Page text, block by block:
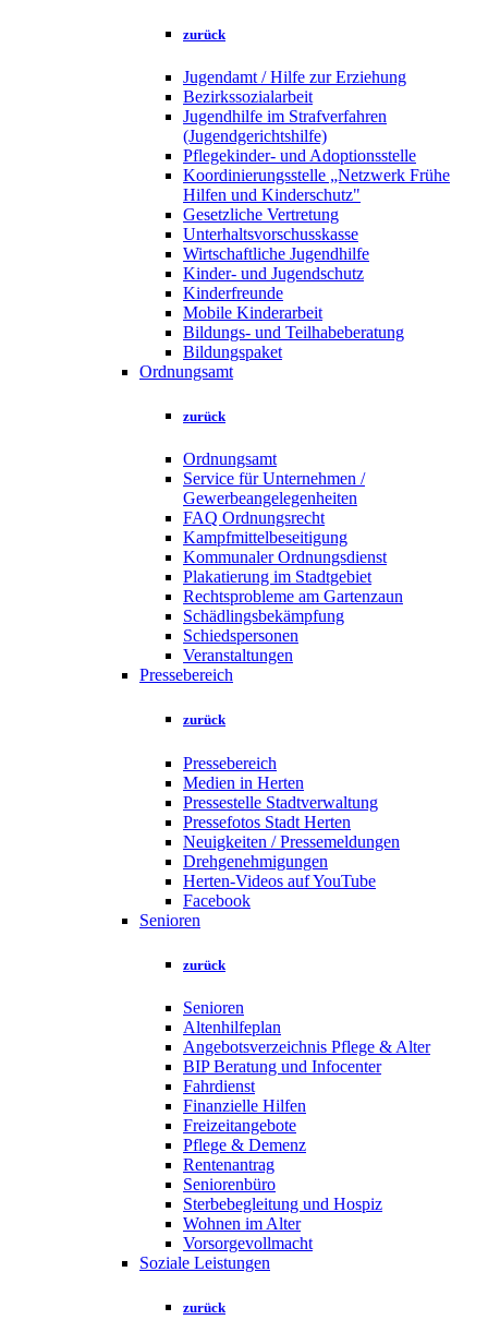
zurück
Jugendamt / Hilfe zur Erziehung
Bezirkssozialarbeit
Jugendhilfe im Strafverfahren
(Jugendgerichtshilfe)
Pflegekinder- und Adoptionsstelle
Koordinierungsstelle „Netzwerk Frühe
Hilfen und Kinderschutz"
Gesetzliche Vertretung
Unterhaltsvorschusskasse
Wirtschaftliche Jugendhilfe
Kinder- und Jugendschutz
Kinderfreunde
Mobile Kinderarbeit
Bildungs- und Teilhabeberatung
Bildungspaket
Ordnungsamt
zurück
Ordnungsamt
Service für Unternehmen /
Gewerbeangelegenheiten
FAQ Ordnungsrecht
Kampfmittelbeseitigung
Kommunaler Ordnungsdienst
Plakatierung im Stadtgebiet
Rechtsprobleme am Gartenzaun
Schädlingsbekämpfung
Schiedspersonen
Veranstaltungen
Pressebereich
zurück
Pressebereich
Medien in Herten
Pressestelle Stadtverwaltung
Pressefotos Stadt Herten
Neuigkeiten / Pressemeldungen
Drehgenehmigungen
Herten-Videos auf YouTube
Facebook
Senioren
zurück
Senioren
Altenhilfeplan
Angebotsverzeichnis Pflege & Alter
BIP Beratung und Infocenter
Fahrdienst
Finanzielle Hilfen
Freizeitangebote
Pflege & Demenz
Rentenantrag
Seniorenbüro
Sterbebegleitung und Hospiz
Wohnen im Alter
Vorsorgevollmacht
Soziale Leistungen
zurück